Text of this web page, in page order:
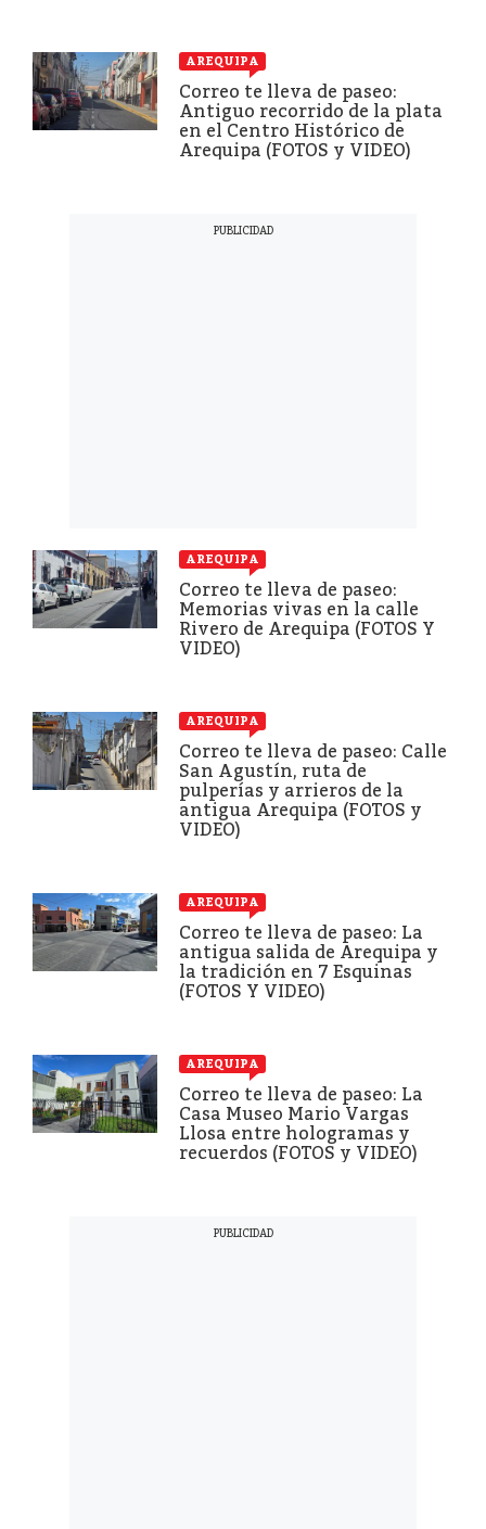
AREQUIPA
Correo te lleva de paseo:
Antiguo recorrido de la plata
en el Centro Histórico de
Arequipa (FOTOS y VIDEO)
AREQUIPA
Correo te lleva de paseo:
Memorias vivas en la calle
Rivero de Arequipa (FOTOS Y
VIDEO)
AREQUIPA
Correo te lleva de paseo: Calle
San Agustín, ruta de
pulperías y arrieros de la
antigua Arequipa (FOTOS y
VIDEO)
AREQUIPA
Correo te lleva de paseo: La
antigua salida de Arequipa y
la tradición en 7 Esquinas
(FOTOS Y VIDEO)
AREQUIPA
Correo te lleva de paseo: La
Casa Museo Mario Vargas
Llosa entre hologramas y
recuerdos (FOTOS y VIDEO)